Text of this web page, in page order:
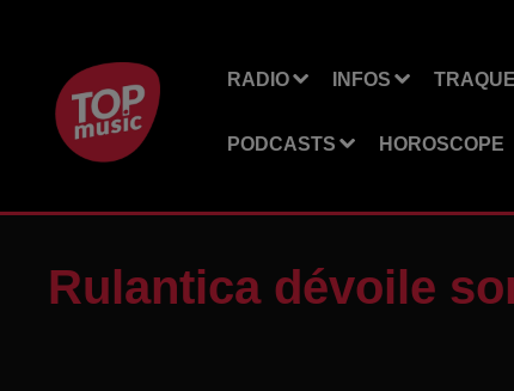
RADIO INFOS
PODCASTS HOROSCOPE
Rulantica dévoile